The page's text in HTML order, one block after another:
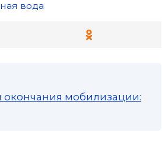
вода
окончания мобилизации: